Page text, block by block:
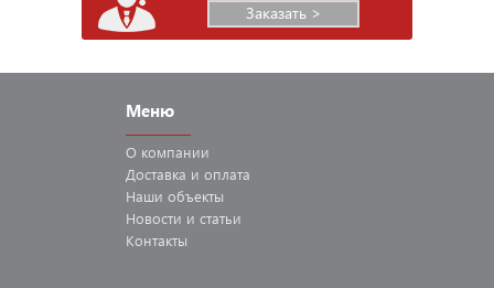
Заказать >
Меню
О компании
Доставка и оплата
Наши объекты
Новости и статьи
Контакты